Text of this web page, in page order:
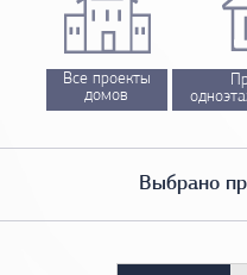
Все проекты
домов
Выбрано